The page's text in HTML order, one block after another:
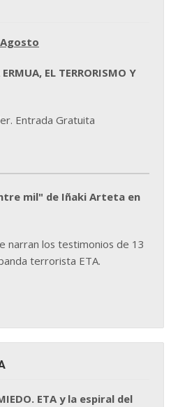
Agosto
EL TERRORISMO Y
Entrada Gratuita
mil" de Iñaki Arteta en
narran los testimonios de 13
terrorista ETA.
ETA y la espiral del